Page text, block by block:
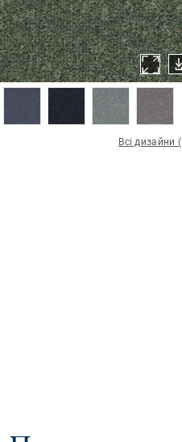
Всі дизайни